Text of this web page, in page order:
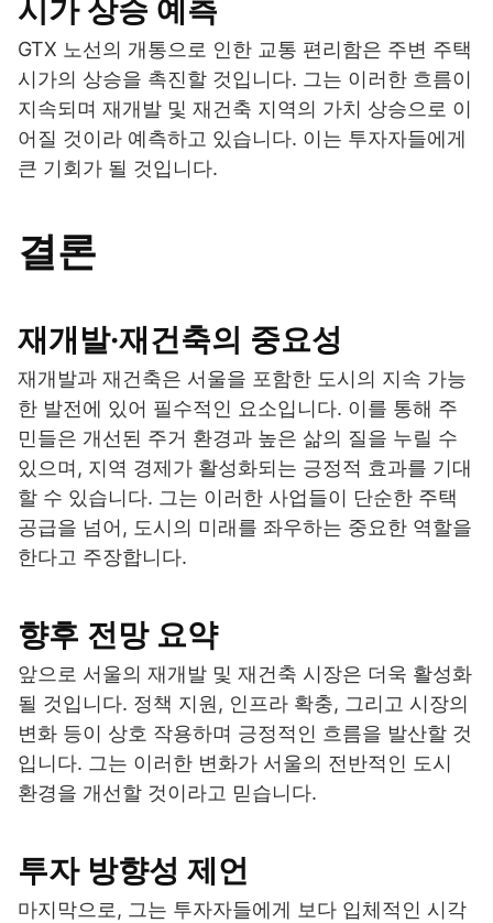
시가 상승 예측
GTX 노선의 개통으로 인한 교통 편리함은 주변 주택
시가의 상승을 촉진할 것입니다. 그는 이러한 흐름이
지속되며 재개발 및 재건축 지역의 가치 상승으로 이
어질 것이라 예측하고 있습니다. 이는 투자자들에게
큰 기회가 될 것입니다.
결론
재개발·재건축의 중요성
재개발과 재건축은 서울을 포함한 도시의 지속 가능
한 발전에 있어 필수적인 요소입니다. 이를 통해 주
민들은 개선된 주거 환경과 높은 삶의 질을 누릴 수
있으며, 지역 경제가 활성화되는 긍정적 효과를 기대
할 수 있습니다. 그는 이러한 사업들이 단순한 주택
공급을 넘어, 도시의 미래를 좌우하는 중요한 역할을
한다고 주장합니다.
향후 전망 요약
앞으로 서울의 재개발 및 재건축 시장은 더욱 활성화
될 것입니다. 정책 지원, 인프라 확충, 그리고 시장의
변화 등이 상호 작용하며 긍정적인 흐름을 발산할 것
입니다. 그는 이러한 변화가 서울의 전반적인 도시
환경을 개선할 것이라고 믿습니다.
투자 방향성 제언
마지막으로, 그는 투자자들에게 보다 입체적인 시각